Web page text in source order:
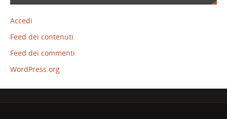
Accedi
Feed dei contenuti
Feed dei commenti
WordPress.org